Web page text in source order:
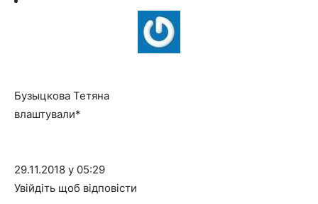
Бузыцкова Тетяна
влаштували*
29.11.2018 у 05:29
Увійдіть щоб відповісти